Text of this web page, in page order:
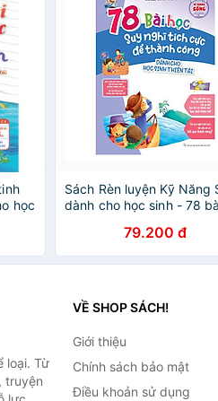
học
Sách Rèn luyện Kỹ Năng
dành cho học sinh - 78
thành công dành cho học
thiên tài
79.200 đ
loại. Từ
truyện
VỀ SHOP SÁCH!
Giới thiệu
Chính sách bảo mật
Điều khoản sử dụng